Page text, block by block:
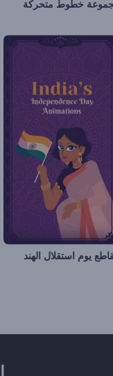
خطوط متحركة
يوم استقلال الهند